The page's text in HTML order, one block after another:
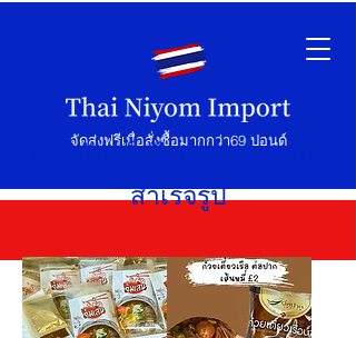
จัดส่งฟรีเมื่อสั่งซื้อมากกว่า69 ปอนด์
ผลิตภัณฑ์เส้นและอาหารกึ่ง
สำเร็จรูป